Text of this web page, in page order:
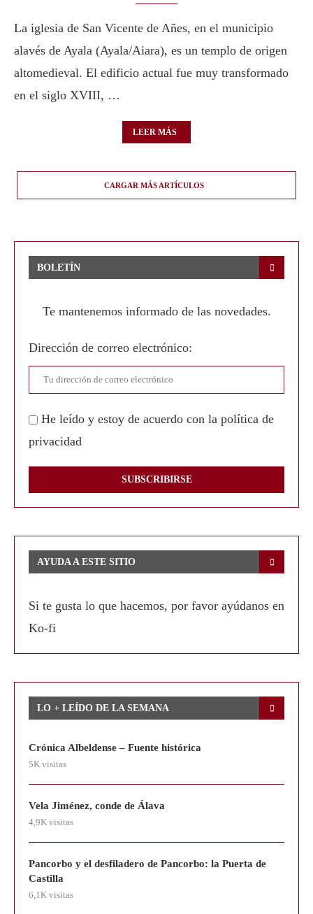
La iglesia de San Vicente de Añes, en el municipio
alavés de Ayala (Ayala/Aiara), es un templo de origen
altomedieval. El edificio actual fue muy transformado
en el siglo XVIII, …
LEER MÁS
CARGAR MÁS ARTÍCULOS
BOLETÍN
Te mantenemos informado de las novedades.
Dirección de correo electrónico:
He leído y estoy de acuerdo con la política de
privacidad
AYUDA A ESTE SITIO
Si te gusta lo que hacemos, por favor ayúdanos en
Ko-fi
LO + LEÍDO DE LA SEMANA
Crónica Albeldense – Fuente histórica
5K visitas
Vela Jiménez, conde de Álava
4,9K visitas
Pancorbo y el desfiladero de Pancorbo: la Puerta de
Castilla
6,1K visitas